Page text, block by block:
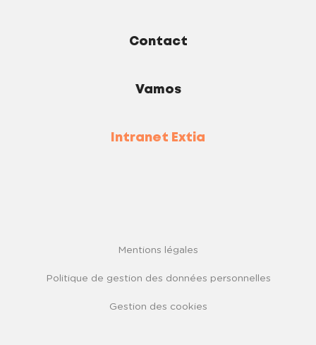
Contact
Vamos
Intranet Extia
Mentions légales
Politique de gestion des données personnelles
Gestion des cookies